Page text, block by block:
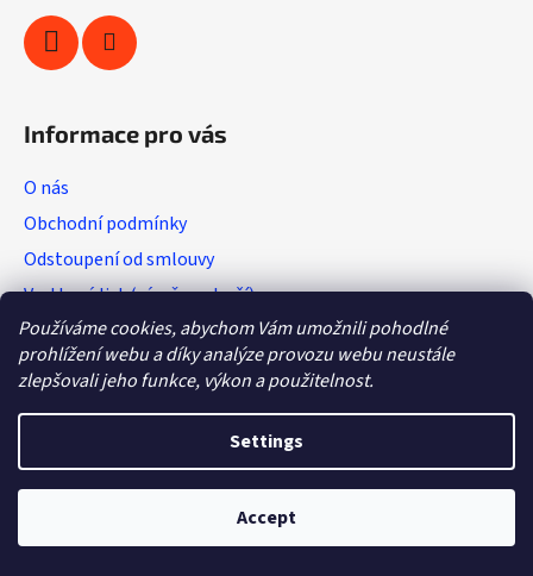
Používáme cookies, abychom Vám umožnili pohodlné
prohlížení webu a díky analýze provozu webu neustále
zlepšovali jeho funkce, výkon a použitelnost.
Settings
Accept
Informace pro vás
O nás
Obchodní podmínky
Odstoupení od smlouvy
Vratkový list (výměna zboží)
Reklamační protokol
GDPR
Created by Shoptet
Hobby - sport